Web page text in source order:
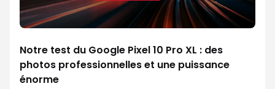
Notre test du Google Pixel 10 Pro XL : des
photos professionnelles et une puissance
énorme